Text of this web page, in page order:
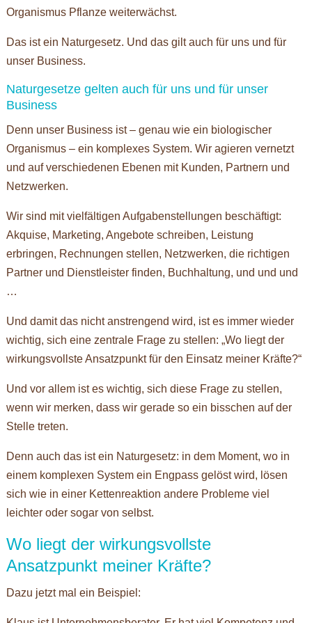
Organismus Pflanze weiterwächst.
Das ist ein Naturgesetz. Und das gilt auch für uns und für
unser Business.
Naturgesetze gelten auch für uns und für unser
Business
Denn unser Business ist – genau wie ein biologischer
Organismus – ein komplexes System. Wir agieren vernetzt
und auf verschiedenen Ebenen mit Kunden, Partnern und
Netzwerken.
Wir sind mit vielfältigen Aufgabenstellungen beschäftigt:
Akquise, Marketing, Angebote schreiben, Leistung
erbringen, Rechnungen stellen, Netzwerken, die richtigen
Partner und Dienstleister finden, Buchhaltung, und und und
…
Und damit das nicht anstrengend wird, ist es immer wieder
wichtig, sich eine zentrale Frage zu stellen: „Wo liegt der
wirkungsvollste Ansatzpunkt für den Einsatz meiner Kräfte?“
Und vor allem ist es wichtig, sich diese Frage zu stellen,
wenn wir merken, dass wir gerade so ein bisschen auf der
Stelle treten.
Denn auch das ist ein Naturgesetz: in dem Moment, wo in
einem komplexen System ein Engpass gelöst wird, lösen
sich wie in einer Kettenreaktion andere Probleme viel
leichter oder sogar von selbst.
Wo liegt der wirkungsvollste
Ansatzpunkt meiner Kräfte?
Dazu jetzt mal ein Beispiel: